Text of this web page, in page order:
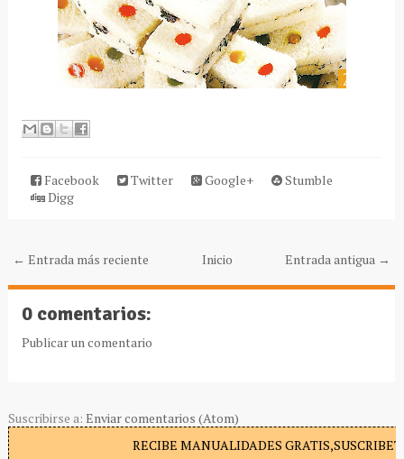
Facebook Twitter Google+
Stumble
Digg
← Entrada más reciente Entrada antigua →
Inicio
0 comentarios:
Publicar un comentario
Suscribirse a: Enviar comentarios (Atom)
RECIBE MANUALIDADES